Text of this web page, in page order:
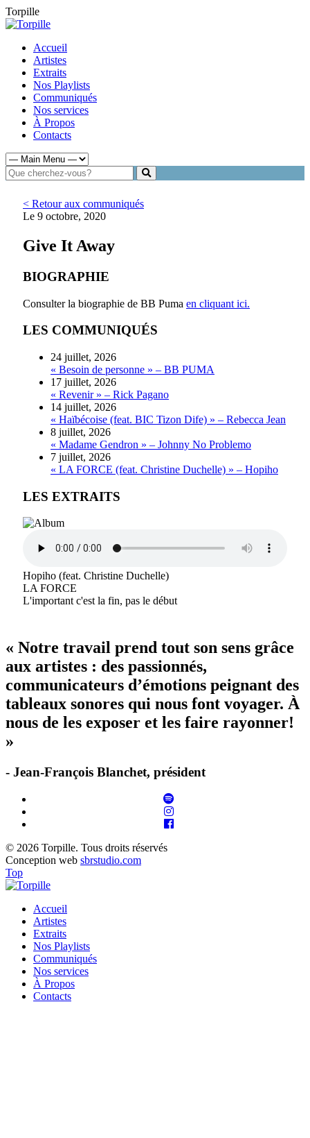
Torpille
Accueil
Artistes
Extraits
Nos Playlists
Communiqués
Nos services
À Propos
Contacts
< Retour aux communiqués
Le 9 octobre, 2020
Give It Away
BIOGRAPHIE
Consulter la biographie de BB Puma en cliquant ici.
LES COMMUNIQUÉS
24 juillet, 2026
« Besoin de personne » – BB PUMA
17 juillet, 2026
« Revenir » – Rick Pagano
14 juillet, 2026
« Haïbécoise (feat. BIC Tizon Dife) » – Rebecca Jean
8 juillet, 2026
« Madame Gendron » – Johnny No Problemo
7 juillet, 2026
« LA FORCE (feat. Christine Duchelle) » – Hopiho
LES EXTRAITS
Hopiho (feat. Christine Duchelle)
LA FORCE
L'important c'est la fin, pas le début
« Notre travail prend tout son sens grâce
aux artistes : des passionnés,
communicateurs d’émotions peignant des
tableaux sonores qui nous font voyager. À
nous de les exposer et les faire rayonner!
»
- Jean-François Blanchet, président
© 2026 Torpille. Tous droits réservés
Conception web sbrstudio.com
Top
Accueil
Artistes
Extraits
Nos Playlists
Communiqués
Nos services
À Propos
Contacts